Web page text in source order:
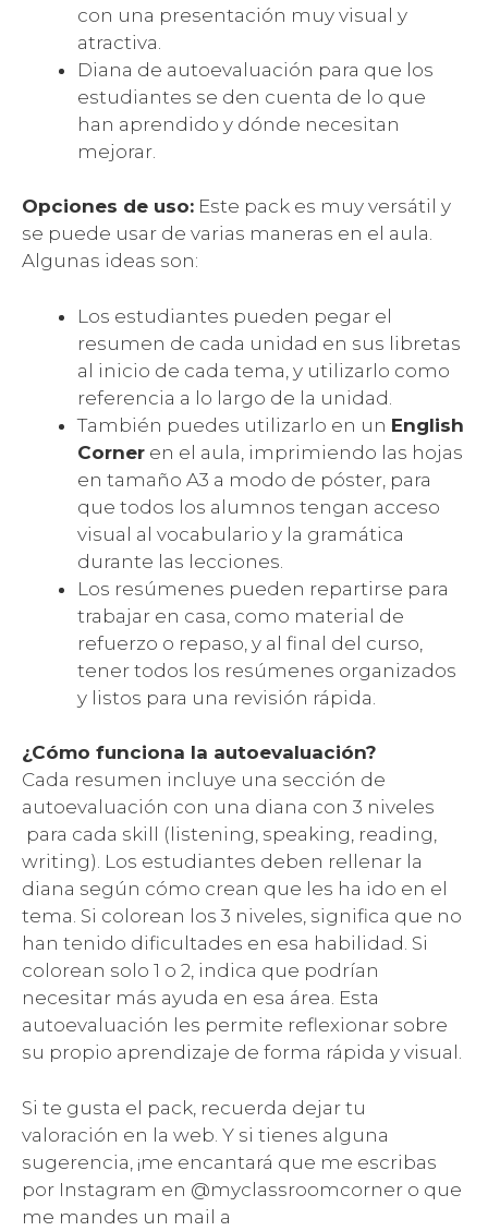
con una presentación muy visual y
atractiva.
Diana de autoevaluación para que los
estudiantes se den cuenta de lo que
han aprendido y dónde necesitan
mejorar.
Opciones de uso: Este pack es muy versátil y
se puede usar de varias maneras en el aula.
Algunas ideas son:
Los estudiantes pueden pegar el
resumen de cada unidad en sus libretas
al inicio de cada tema, y utilizarlo como
referencia a lo largo de la unidad.
También puedes utilizarlo en un English
Corner en el aula, imprimiendo las hojas
en tamaño A3 a modo de póster, para
que todos los alumnos tengan acceso
visual al vocabulario y la gramática
durante las lecciones.
Los resúmenes pueden repartirse para
trabajar en casa, como material de
refuerzo o repaso, y al final del curso,
tener todos los resúmenes organizados
y listos para una revisión rápida.
¿Cómo funciona la autoevaluación?
Cada resumen incluye una sección de
autoevaluación con una diana con 3 niveles
para cada skill (listening, speaking, reading,
writing). Los estudiantes deben rellenar la
diana según cómo crean que les ha ido en el
tema. Si colorean los 3 niveles, significa que no
han tenido dificultades en esa habilidad. Si
colorean solo 1 o 2, indica que podrían
necesitar más ayuda en esa área. Esta
autoevaluación les permite reflexionar sobre
su propio aprendizaje de forma rápida y visual.
Si te gusta el pack, recuerda dejar tu
valoración en la web. Y si tienes alguna
sugerencia, ¡me encantará que me escribas
por Instagram en @myclassroomcorner o que
me mandes un mail a